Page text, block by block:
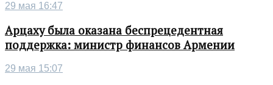
29 мая 16:47
Арцаху была оказана беспрецедентная
поддержка: министр финансов Армении
29 мая 15:07